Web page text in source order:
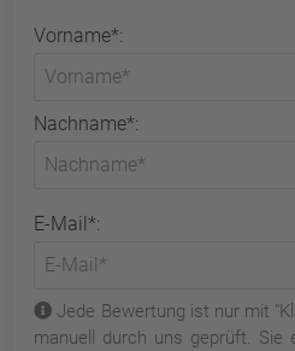
Vorname*:
Nachname*:
E-Mail*:
Jede Bewertung ist nur mit
manuell durch uns geprüft. Sie